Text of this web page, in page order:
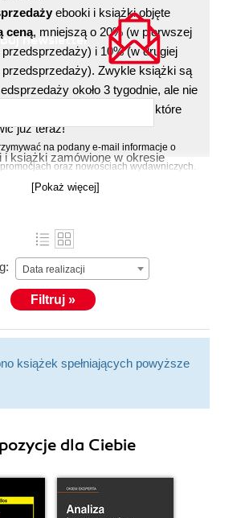
ebooki i książki objęte
ceną, mniejszą o 20% (w pierwszej
przedsprzedaży) i 10% (w drugiej
przedsprzedaży). Zwykle książki są
około 3 tygodnie, ale nie
Poniżej lista książek, które
już teraz!
i książki zamówione w okresie
sprzedaży
. Jeśli składasz większe
wszystkie zamówione książki. O
Cię osobnym mailem. Aby skorzystać
jako formę płatności wybrać
lub kartą.
newsletter
oraz nowościach wydawniczych.
[Pokaż więcej]
Data realizacji
Filtruj »
książek spełniających powyższe
dla Ciebie